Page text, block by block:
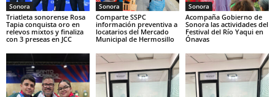
Sonora
Triatleta sonorense Rosa
Tapia conquista oro en
relevos mixtos y finaliza
con 3 preseas en JCC
Sonora
Comparte SSPC
información preventiva a
locatarios del Mercado
Municipal de Hermosillo
Sonora
Acompaña Gobierno de
Sonora las actividades del
Festival del Río Yaqui en
Ónavas